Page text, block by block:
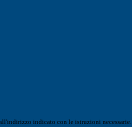
indicato con le istruzioni necessarie.